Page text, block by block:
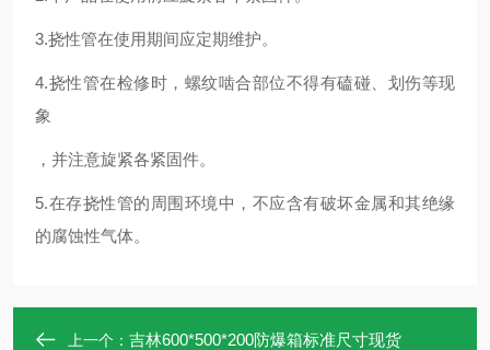
3.挠性管在使用期间应定期维护。
4.挠性管在检修时，螺纹啮合部位不得有磕碰、划伤等现
象
，并注意旋紧各紧固件。
5.在存挠性管的周围环境中，不应含有破坏金属和其绝缘
的腐蚀性气体。
上一个： 吉林600*500*200防爆箱标准尺寸现货